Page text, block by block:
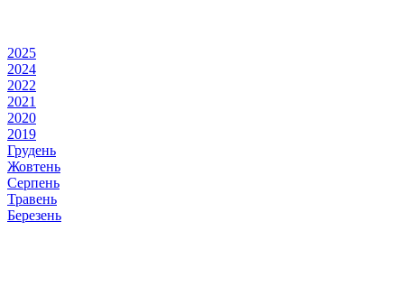
2025
2024
2022
2021
2020
2019
Грудень
Жовтень
Серпень
Травень
Березень